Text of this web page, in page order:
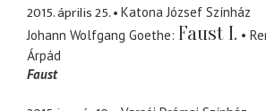
2015. április 25.
Katona József Színház
Johann Wolfgang Goethe Faust I.
Árpád
Faust